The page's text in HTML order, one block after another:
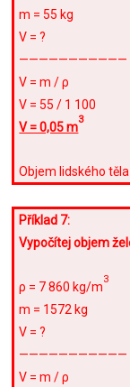
m = 55 kg
V = ?
———————————
V = m / ρ
V = 55 / 1 100
V = 0,05 m
3
Objem lidského
Příklad 7:
Vypočítej objem
ρ = 7 860 kg/m
3
m = 1572 kg
V = ?
———————————
V = m / ρ